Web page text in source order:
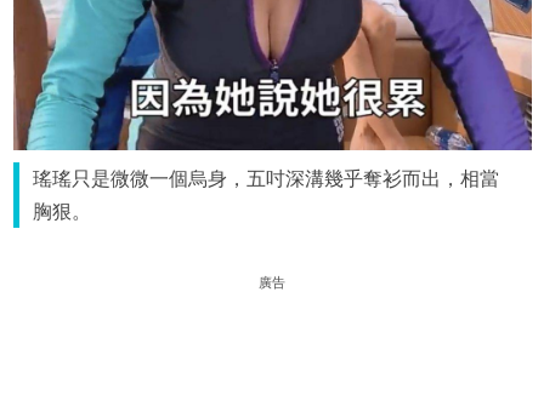
瑤瑤只是微微一個烏身，五吋深溝幾乎奪衫而出，相當
胸狠。
廣告